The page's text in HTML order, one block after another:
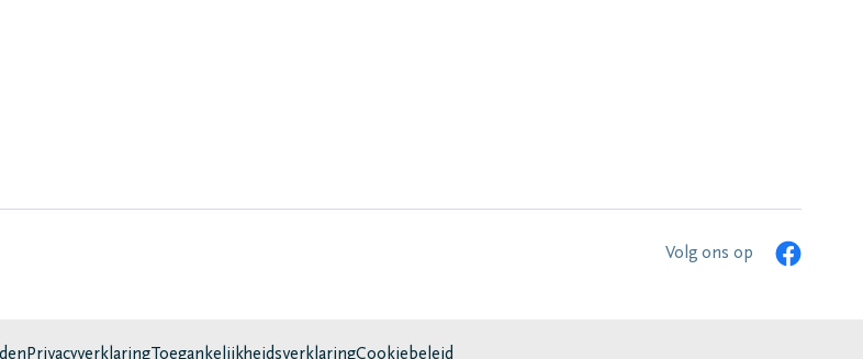
Volg ons op
PrivacyverklaringToegankelijkheidsverklaringCookiebeleid